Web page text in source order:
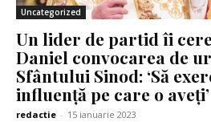
Uncategorized
Un lider de partid îi
Daniel convocarea de
Sfântului Sinod: ‘Să
influență pe care o aveți’
redactie - 15 ianuarie 2023